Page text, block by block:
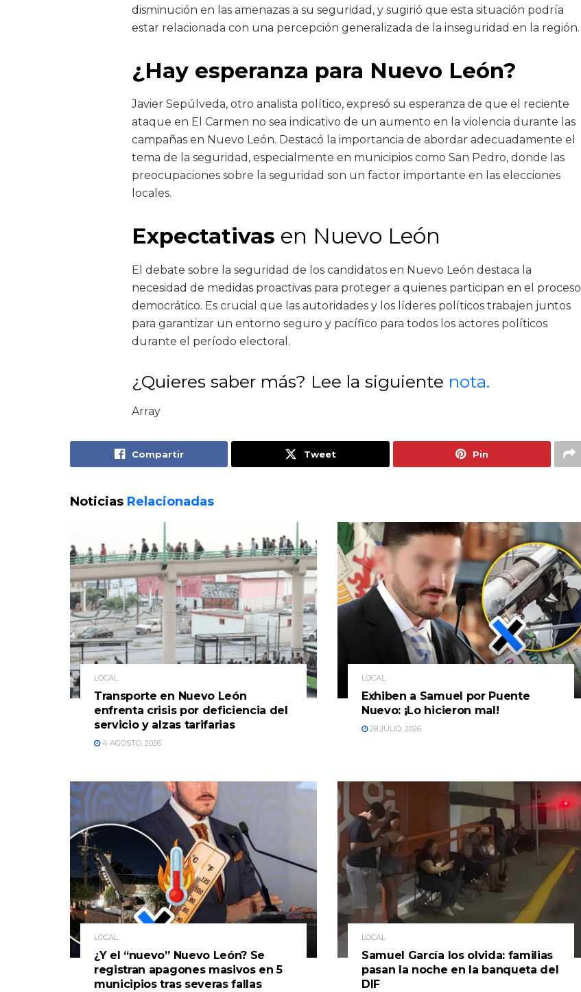
disminución en las amenazas a su seguridad, y sugirió que esta situación podría
estar relacionada con una percepción generalizada de la inseguridad en la región.
¿Hay esperanza para Nuevo León?
Javier Sepúlveda, otro analista político, expresó su esperanza de que el reciente
ataque en El Carmen no sea indicativo de un aumento en la violencia durante las
campañas en Nuevo León. Destacó la importancia de abordar adecuadamente el
tema de la seguridad, especialmente en municipios como San Pedro, donde las
preocupaciones sobre la seguridad son un factor importante en las elecciones
locales.
Expectativas en Nuevo León
El debate sobre la seguridad de los candidatos en Nuevo León destaca la
necesidad de medidas proactivas para proteger a quienes participan en el proceso
democrático. Es crucial que las autoridades y los líderes políticos trabajen juntos
para garantizar un entorno seguro y pacífico para todos los actores políticos
durante el período electoral.
¿Quieres saber más? Lee la siguiente nota.
Array
Compartir Tweet Pin
Noticias Relacionadas
LOCAL
Transporte en Nuevo León
enfrenta crisis por deficiencia del
servicio y alzas tarifarias
4 AGOSTO, 2026
LOCAL
Exhiben a Samuel por Puente
Nuevo: ¡Lo hicieron mal!
28 JULIO, 2026
LOCAL
¿Y el “nuevo” Nuevo León? Se
registran apagones masivos en 5
municipios tras severas fallas
LOCAL
Samuel García los olvida: familias
pasan la noche en la banqueta del
DIF